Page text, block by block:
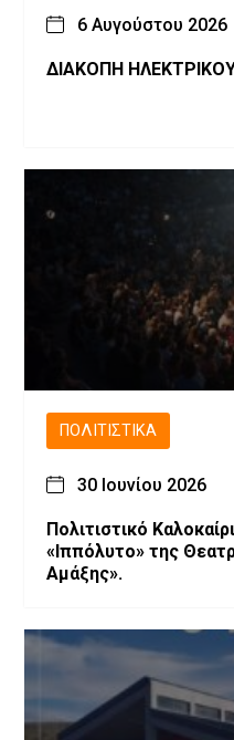
6 Αυγούστου 2026
ΔΙΑΚΟΠΗ
ΠΟΛΙΤΙΣΤΙΚΆ
30 Ιουνίου 2026
Πολιτιστικό
«Ιππόλυτο» της
Αμάξης».